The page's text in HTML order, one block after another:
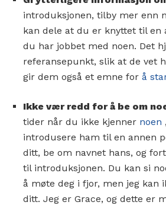
introduksjonen, tilby mer enn
kan dele at du er knyttet til en
du har jobbet med noen. Det
referansepunkt, slik at de vet
gir dem også et emne for å
Ikke vær redd for å be om
tider når du ikke kjenner noen
introdusere ham til en annen
ditt, be om navnet hans, og
til introduksjonen. Du kan si
å møte deg i fjor, men jeg kan
ditt. Jeg er Grace, og dette er